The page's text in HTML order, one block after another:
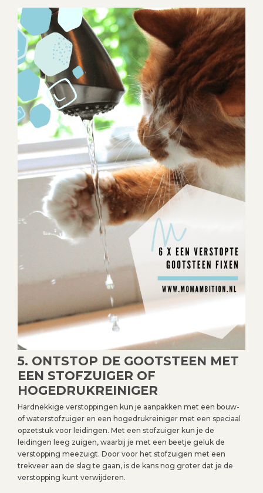
5. ONTSTOP DE GOOTSTEEN MET
EEN STOFZUIGER OF
HOGEDRUKREINIGER
Hardnekkige verstoppingen kun je aanpakken met een bouw-
of waterstofzuiger en een hogedrukreiniger met een speciaal
opzetstuk voor leidingen. Met een stofzuiger kun je de
leidingen leeg zuigen, waarbij je met een beetje geluk de
verstopping meezuigt. Door voor het stofzuigen met een
trekveer aan de slag te gaan, is de kans nog groter dat je de
verstopping kunt verwijderen.